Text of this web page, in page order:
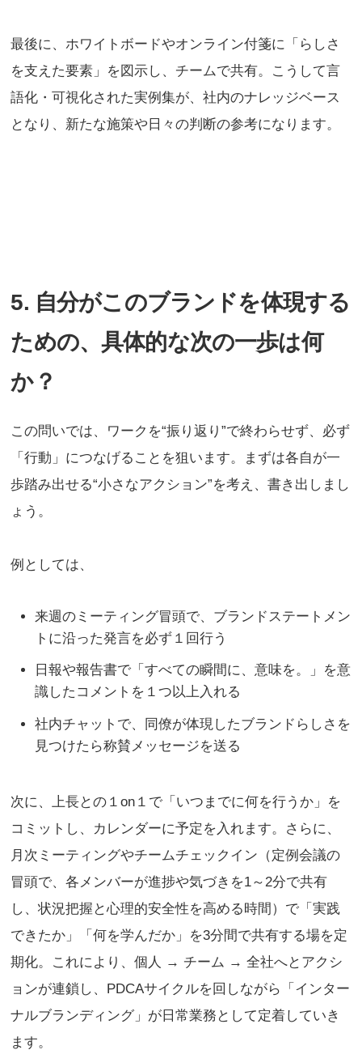
最後に、ホワイトボードやオンライン付箋に「らしさ
を支えた要素」を図示し、チームで共有。こうして言
語化・可視化された実例集が、社内のナレッジベース
となり、新たな施策や日々の判断の参考になります。
5. 自分がこのブランドを体現する
ための、具体的な次の一歩は何
か？
この問いでは、ワークを“振り返り”で終わらせず、必ず
「行動」につなげることを狙います。まずは各自が一
歩踏み出せる“小さなアクション”を考え、書き出しまし
ょう。
例としては、
来週のミーティング冒頭で、ブランドステートメン
トに沿った発言を必ず１回行う
日報や報告書で「すべての瞬間に、意味を。」を意
識したコメントを１つ以上入れる
社内チャットで、同僚が体現したブランドらしさを
見つけたら称賛メッセージを送る
次に、上長との１on１で「いつまでに何を行うか」を
コミットし、カレンダーに予定を入れます。さらに、
月次ミーティングやチームチェックイン（定例会議の
冒頭で、各メンバーが進捗や気づきを1～2分で共有
し、状況把握と心理的安全性を高める時間）で「実践
できたか」「何を学んだか」を3分間で共有する場を定
期化。これにより、個人 → チーム → 全社へとアクシ
ョンが連鎖し、PDCAサイクルを回しながら「インター
ナルブランディング」が日常業務として定着していき
ます。